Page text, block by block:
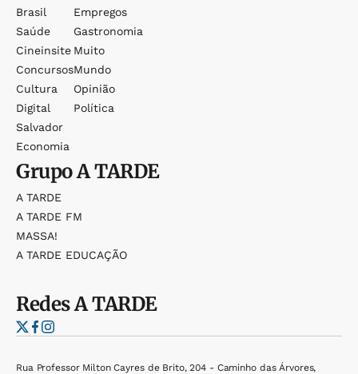
Brasil
Saúde
Cineinsite
Concursos
Cultura
Digital
Salvador
Economia
Empregos
Gastronomia
Muito
Mundo
Opinião
Política
GrupoA TARDE
A TARDE
A TARDE FM
MASSA!
A TARDE EDUCAÇÃO
RedesA TARDE
Rua Professor Milton Cayres de Brito, 204 - Caminho das Árvores,